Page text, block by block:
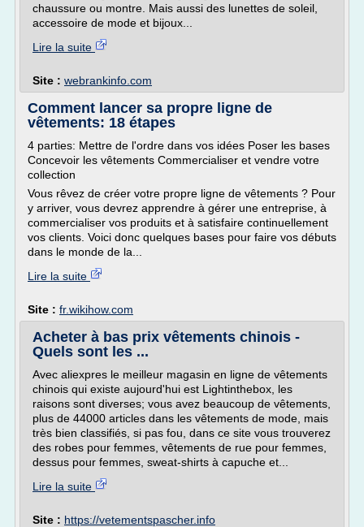
chaussure ou montre. Mais aussi des lunettes de soleil,
accessoire de mode et bijoux...
Lire la suite
Site : webrankinfo.com
Comment lancer sa propre ligne de
vêtements: 18 étapes
4 parties: Mettre de l'ordre dans vos idées Poser les bases
Concevoir les vêtements Commercialiser et vendre votre
collection
Vous rêvez de créer votre propre ligne de vêtements ? Pour
y arriver, vous devrez apprendre à gérer une entreprise, à
commercialiser vos produits et à satisfaire continuellement
vos clients. Voici donc quelques bases pour faire vos débuts
dans le monde de la...
Lire la suite
Site : fr.wikihow.com
Acheter à bas prix vêtements chinois -
Quels sont les ...
Avec aliexpres le meilleur magasin en ligne de vêtements
chinois qui existe aujourd'hui est Lightinthebox, les
raisons sont diverses; vous avez beaucoup de vêtements,
plus de 44000 articles dans les vêtements de mode, mais
très bien classifiés, si pas fou, dans ce site vous trouverez
des robes pour femmes, vêtements de rue pour femmes,
dessus pour femmes, sweat-shirts à capuche et...
Lire la suite
Site : https://vetementspascher.info